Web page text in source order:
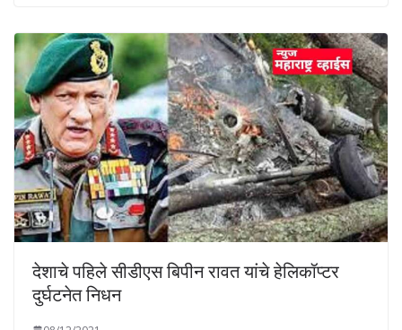
देशाचे पहिले सीडीएस बिपीन रावत यांचे हेलिकॉप्टर
दुर्घटनेत निधन